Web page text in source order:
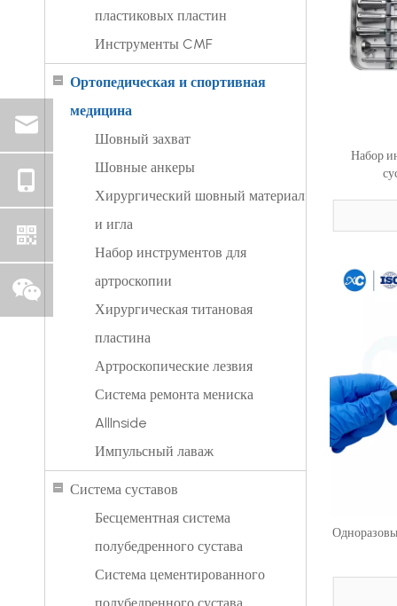
пластиковых пластин
Инструменты CMF
Ортопедическая и спортивная
медицина
Шовный захват
Шовные анкеры
Хирургический шовный материал
и игла
Набор инструментов для
артроскопии
Хирургическая титановая
пластина
Артроскопические лезвия
Система ремонта мениска
AllInside
Импульсный лаваж
Система суставов
Бесцементная система
полубедренного сустава
Система цементированного
Набор